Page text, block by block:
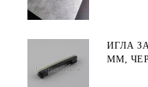
ИГЛА
ММ,